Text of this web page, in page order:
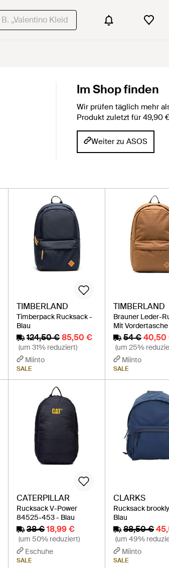
Im Shop finden
Wir prüfen täglich mehr
Produkt zuletzt für 49,90
Weiter zu ASOS
TIMBERLAND
Timberpack Rucksack -
Blau
124,50 € 85,50 €
(um 31% reduziert)
Miinto
SALE
TIMBERLAND
Brauner Leder-
Mit
54 € 40,50
(um 25%
Miinto
SALE
CATERPILLAR
Rucksack V-Power
84525-453 - Blau
38 € 18,99 €
(um 50% reduziert)
Eschuhe
SALE
CLARKS
Rucksack
Blau
88,50 €
(um 49%
Miinto
SALE